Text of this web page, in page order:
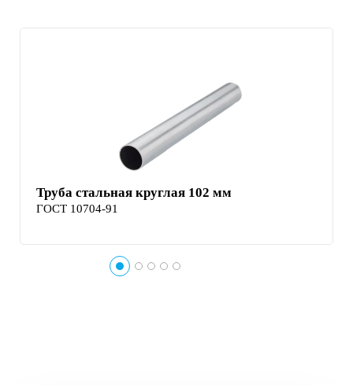
Труба стальная круглая 102 мм
ГОСТ 10704-91